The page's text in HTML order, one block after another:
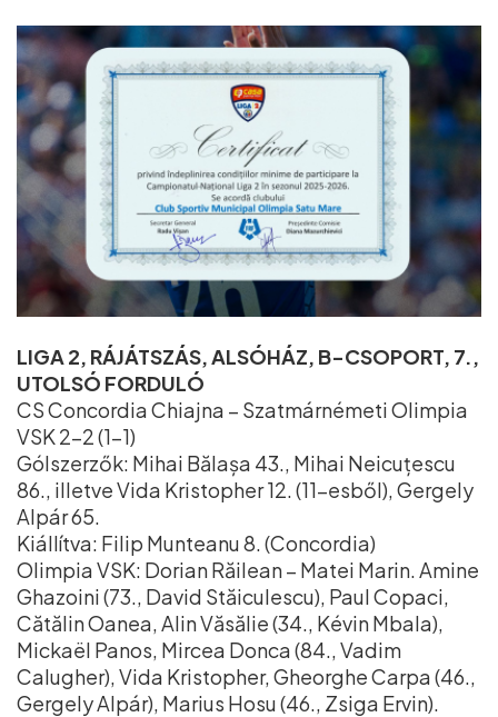
LIGA 2, RÁJÁTSZÁS, ALSÓHÁZ, B-CSOPORT, 7.,
UTOLSÓ FORDULÓ
CS Concordia Chiajna – Szatmárnémeti Olimpia
VSK 2–2 (1–1)
Gólszerzők: Mihai Bălașa 43., Mihai Neicuțescu
86., illetve Vida Kristopher 12. (11-esből), Gergely
Alpár 65.
Kiállítva: Filip Munteanu 8. (Concordia)
Olimpia VSK: Dorian Răilean – Matei Marin. Amine
Ghazoini (73., David Stăiculescu), Paul Copaci,
Cătălin Oanea, Alin Văsălie (34., Kévin Mbala),
Mickaël Panos, Mircea Donca (84., Vadim
Calugher), Vida Kristopher, Gheorghe Carpa (46.,
Gergely Alpár), Marius Hosu (46., Zsiga Ervin).